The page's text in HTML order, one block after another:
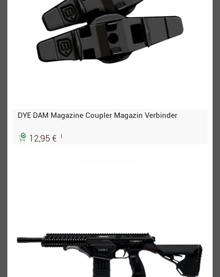
DYE DAM Magazine Coupler Magazin Verbinder
12,95 € |